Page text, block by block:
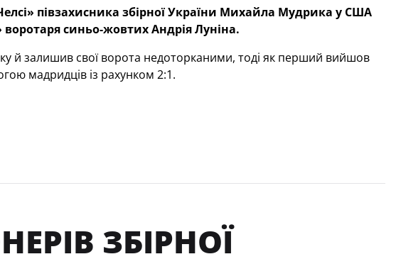
півзахисника збірної України Михайла Мудрика у США
синьо-жовтих Андрія Луніна.
й залишив свої ворота недоторканими, тоді як перший вийшов
мадридців із рахунком 2:1.
ЗБІРНОЇ